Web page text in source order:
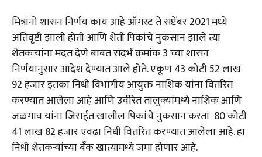
मित्रांनो शासन निर्णय काय आहे ऑगस्ट ते सप्टेंबर 2021 मध्ये
अतिवृष्टी झाली होती आणि शेती पिकांचे नुकसान झाले त्या
शेतकऱ्यांना मदत देणे बाबत संदर्भ क्रमांक 3 च्या शासन
निर्णयानुसार आदेश देण्यात आले होते. एकूण 43 कोटी 52 लाख
92 हजार इतका निधी विभागीय आयुक्त नाशिक यांना वितरित
करण्यात आलेला आहे आणि उर्वरित तालुक्यांमध्ये नाशिक आणि
जळगाव यांना जिराईत खालील पिकांचे नुकसान करता 80 कोटी
41 लाख 82 हजार एवढा निधी वितरित करण्यात आलेला आहे. हा
निधी शेतकऱ्यांच्या बँक खात्यामध्ये जमा होणार आहे.